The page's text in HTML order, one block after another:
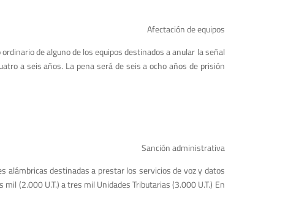
Afectación de equipos
de alguno de los equipos destinados a anular la señal
a seis años. La pena será de seis a ocho años de prisión
Sanción administrativa
alámbricas destinadas a prestar los servicios de voz y datos
(2.000 U.T.) a tres mil Unidades Tributarias (3.000 U.T.) En